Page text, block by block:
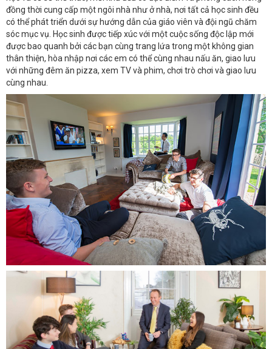
đồng thời cung cấp một ngôi nhà như ở nhà, nơi tất cả học sinh đều
có thể phát triển dưới sự hướng dẫn của giáo viên và đội ngũ chăm
sóc mục vụ. Học sinh được tiếp xúc với một cuộc sống độc lập mới
được bao quanh bởi các bạn cùng trang lứa trong một không gian
thân thiện, hòa nhập nơi các em có thể cùng nhau nấu ăn, giao lưu
với những đêm ăn pizza, xem TV và phim, chơi trò chơi và giao lưu
cùng nhau.